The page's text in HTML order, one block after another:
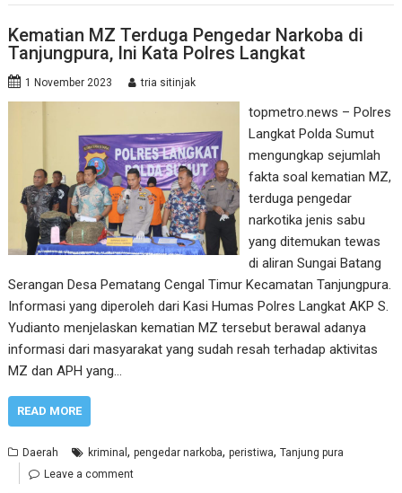
Kematian MZ Terduga Pengedar Narkoba di
Tanjungpura, Ini Kata Polres Langkat
1 November 2023 tria sitinjak
topmetro.news – Polres
Langkat Polda Sumut
mengungkap sejumlah
fakta soal kematian MZ,
terduga pengedar
narkotika jenis sabu
yang ditemukan tewas
di aliran Sungai Batang
Serangan Desa Pematang Cengal Timur Kecamatan Tanjungpura.
Informasi yang diperoleh dari Kasi Humas Polres Langkat AKP S.
Yudianto menjelaskan kematian MZ tersebut berawal adanya
informasi dari masyarakat yang sudah resah terhadap aktivitas
MZ dan APH yang…
READ MORE
Daerah kriminal,pengedar narkoba,peristiwa,Tanjung pura
Leave a comment